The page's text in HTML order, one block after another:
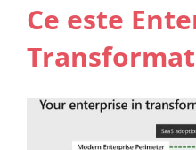
Ce este